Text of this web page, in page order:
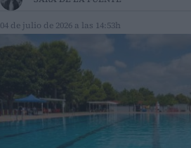
04 de julio de 2026 a las 14:53h